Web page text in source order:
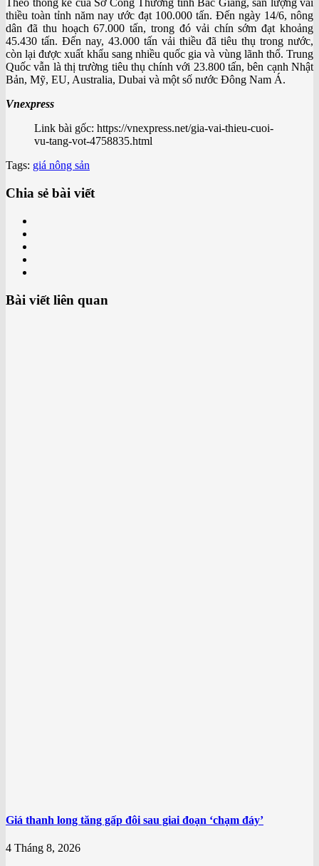
Theo thống kê của Sở Công Thương tỉnh Bắc Giang, sản lượng vải
thiều toàn tỉnh năm nay ước đạt 100.000 tấn. Đến ngày 14/6, nông
dân đã thu hoạch 67.000 tấn, trong đó vải chín sớm đạt khoảng
45.430 tấn. Đến nay, 43.000 tấn vải thiều đã tiêu thụ trong nước,
còn lại được xuất khẩu sang nhiều quốc gia và vùng lãnh thổ. Trung
Quốc vẫn là thị trường tiêu thụ chính với 23.800 tấn, bên cạnh Nhật
Bản, Mỹ, EU, Australia, Dubai và một số nước Đông Nam Á.
Vnexpress
Link bài gốc: https://vnexpress.net/gia-vai-thieu-cuoi-
vu-tang-vot-4758835.html
Tags: giá nông sản
Chia sẻ bài viết
Bài viết liên quan
Giá thanh long tăng gấp đôi sau giai đoạn ‘chạm đáy’
4 Tháng 8, 2026